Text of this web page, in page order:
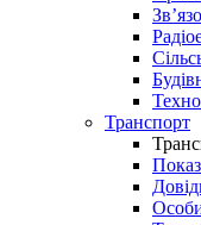
Транспорт